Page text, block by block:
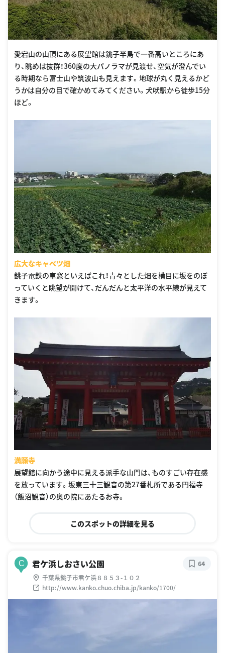
愛宕山の山頂にある展望館は銚子半島で一番高いところにあ
り、眺めは抜群！360度の大パノラマが見渡せ、空気が澄んでい
る時期なら富士山や筑波山も見えます。地球が丸く見えるかど
うかは自分の目で確かめてみてください。犬吠駅から徒歩15分
ほど。
広大なキャベツ畑
銚子電鉄の車窓といえばこれ！青々とした畑を横目に坂をのぼ
っていくと眺望が開けて、だんだんと太平洋の水平線が見えて
きます。
満願寺
展望館に向かう途中に見える派手な山門は、ものすごい存在感
を放っています。坂東三十三観音の第27番札所である円福寺
（飯沼観音）の奥の院にあたるお寺。
このスポットの詳細を見る
C 君ケ浜しおさい公園
千葉県銚子市君ケ浜８８５３-１０２
http://www.kanko.chuo.chiba.jp/kanko/1700/
64